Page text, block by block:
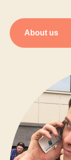
About us